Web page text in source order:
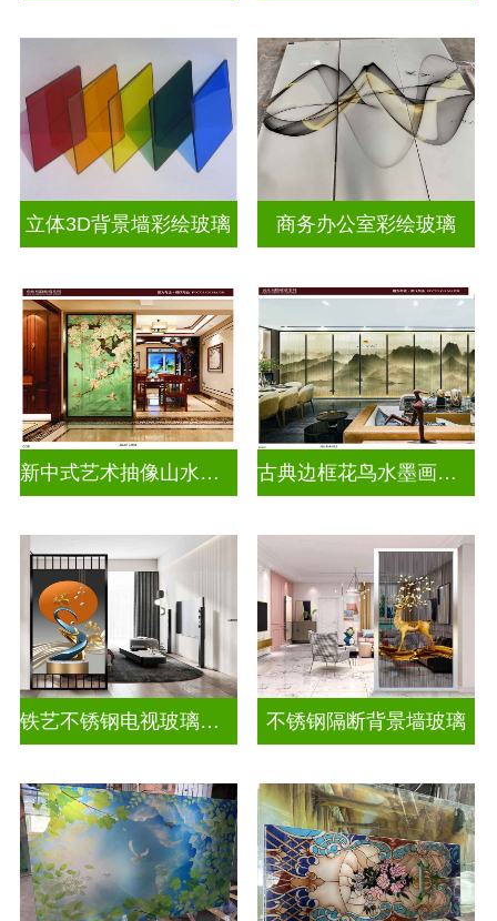
立体3D背景墙彩绘玻璃 商务办公室彩绘玻璃
新中式艺术抽像山水画玻璃 古典边框花鸟水墨画玻璃
铁艺不锈钢电视玻璃背景墙 不锈钢隔断背景墙玻璃